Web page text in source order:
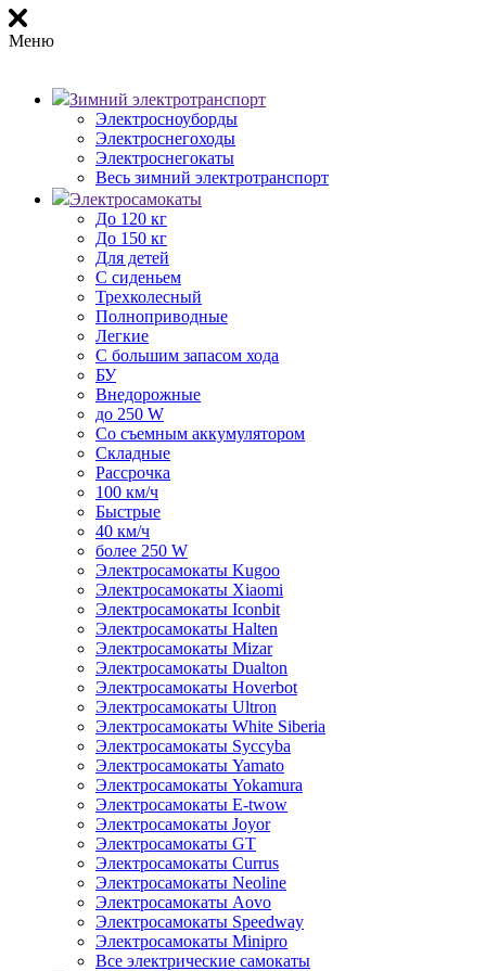
Меню
Зимний электротранспорт
Электросноуборды
Электроснегоходы
Электроснегокаты
Весь зимний электротранспорт
Электросамокаты
До 120 кг
До 150 кг
Для детей
С сиденьем
Трехколесный
Полноприводные
Легкие
С большим запасом хода
БУ
Внедорожные
до 250 W
Со съемным аккумулятором
Складные
Рассрочка
100 км/ч
Быстрые
40 км/ч
более 250 W
Электросамокаты Kugoo
Электросамокаты Xiaomi
Электросамокаты Iconbit
Электросамокаты Halten
Электросамокаты Mizar
Электросамокаты Dualton
Электросамокаты Hoverbot
Электросамокаты Ultron
Электросамокаты White Siberia
Электросамокаты Syccyba
Электросамокаты Yamato
Электросамокаты Yokamura
Электросамокаты E-twow
Электросамокаты Joyor
Электросамокаты GT
Электросамокаты Currus
Электросамокаты Neoline
Электросамокаты Aovo
Электросамокаты Speedway
Электросамокаты Minipro
Все электрические самокаты